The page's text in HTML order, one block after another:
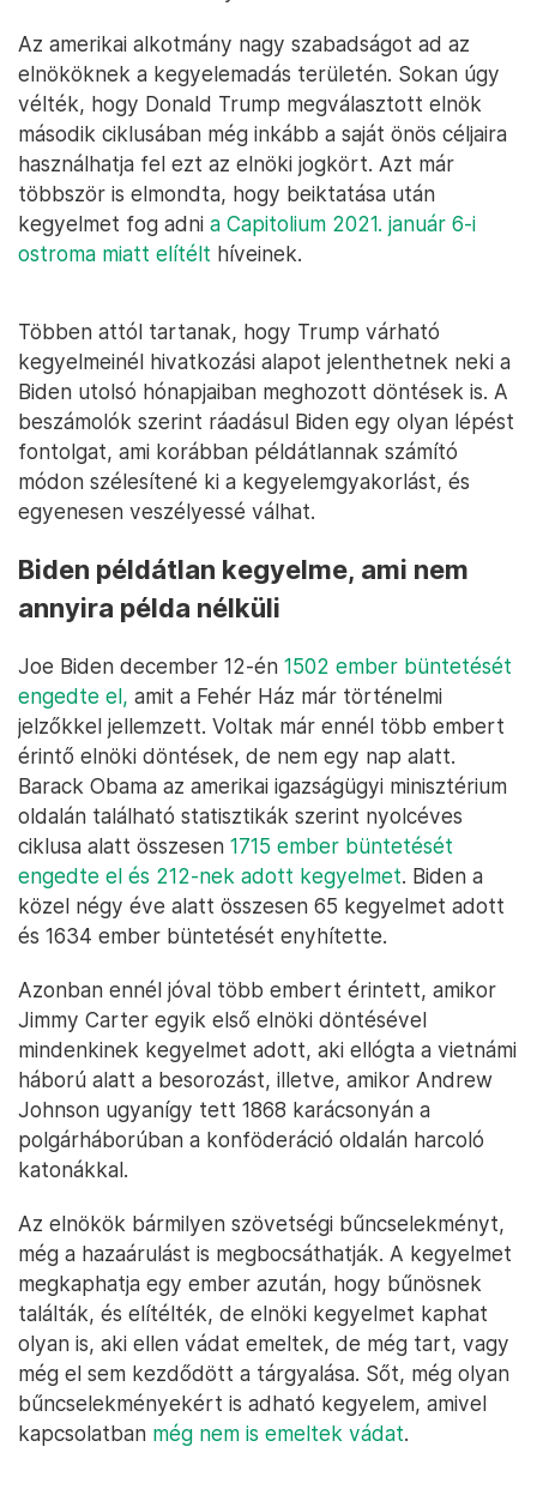
Az amerikai alkotmány nagy szabadságot ad az
elnököknek a kegyelemadás területén. Sokan úgy
vélték, hogy Donald Trump megválasztott elnök
második ciklusában még inkább a saját önös céljaira
használhatja fel ezt az elnöki jogkört. Azt már
többször is elmondta, hogy beiktatása után
kegyelmet fog adni a Capitolium 2021. január 6-i
ostroma miatt elítélt híveinek.
Többen attól tartanak, hogy Trump várható
kegyelmeinél hivatkozási alapot jelenthetnek neki a
Biden utolsó hónapjaiban meghozott döntések is. A
beszámolók szerint ráadásul Biden egy olyan lépést
fontolgat, ami korábban példátlannak számító
módon szélesítené ki a kegyelemgyakorlást, és
egyenesen veszélyessé válhat.
Biden példátlan kegyelme, ami nem
annyira példa nélküli
Joe Biden december 12-én 1502 ember büntetését
engedte el, amit a Fehér Ház már történelmi
jelzőkkel jellemzett. Voltak már ennél több embert
érintő elnöki döntések, de nem egy nap alatt.
Barack Obama az amerikai igazságügyi minisztérium
oldalán található statisztikák szerint nyolcéves
ciklusa alatt összesen 1715 ember büntetését
engedte el és 212-nek adott kegyelmet. Biden a
közel négy éve alatt összesen 65 kegyelmet adott
és 1634 ember büntetését enyhítette.
Azonban ennél jóval több embert érintett, amikor
Jimmy Carter egyik első elnöki döntésével
mindenkinek kegyelmet adott, aki ellógta a vietnámi
háború alatt a besorozást, illetve, amikor Andrew
Johnson ugyanígy tett 1868 karácsonyán a
polgárháborúban a konföderáció oldalán harcoló
katonákkal.
Az elnökök bármilyen szövetségi bűncselekményt,
még a hazaárulást is megbocsáthatják. A kegyelmet
megkaphatja egy ember azután, hogy bűnösnek
találták, és elítélték, de elnöki kegyelmet kaphat
olyan is, aki ellen vádat emeltek, de még tart, vagy
még el sem kezdődött a tárgyalása. Sőt, még olyan
bűncselekményekért is adható kegyelem, amivel
kapcsolatban még nem is emeltek vádat.